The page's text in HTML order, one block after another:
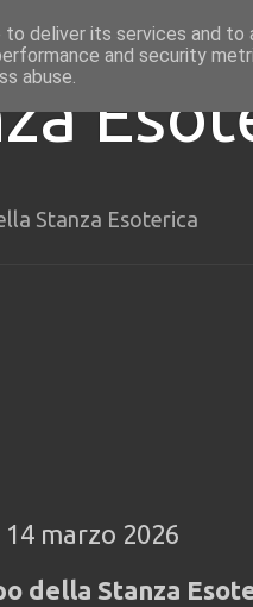
Stanza Esoterica
marzo 2026
della Stanza
deliver its services and to
and security
abuse.